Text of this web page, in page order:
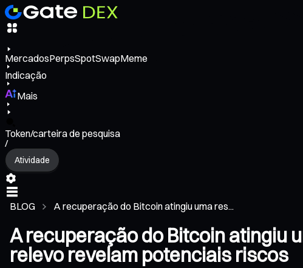
MercadosPerpsSpotSwapMeme
Indicação
Mais
Token/carteira de pesquisa
/
Atividade
BLOG A recuperação do Bitcoin atingiu uma res...
A recuperação do Bitcoin atingiu
relevo revelam potenciais riscos